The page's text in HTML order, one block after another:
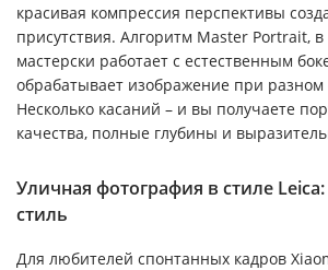
красивая компрессия перспективы
присутствия. Алгоритм Master Portrait,
мастерски работает с естественным
обрабатывает изображение при
Несколько касаний – и вы получаете
качества, полные глубины и
Уличная фотография в стиле
стиль
Для любителей спонтанных кадров